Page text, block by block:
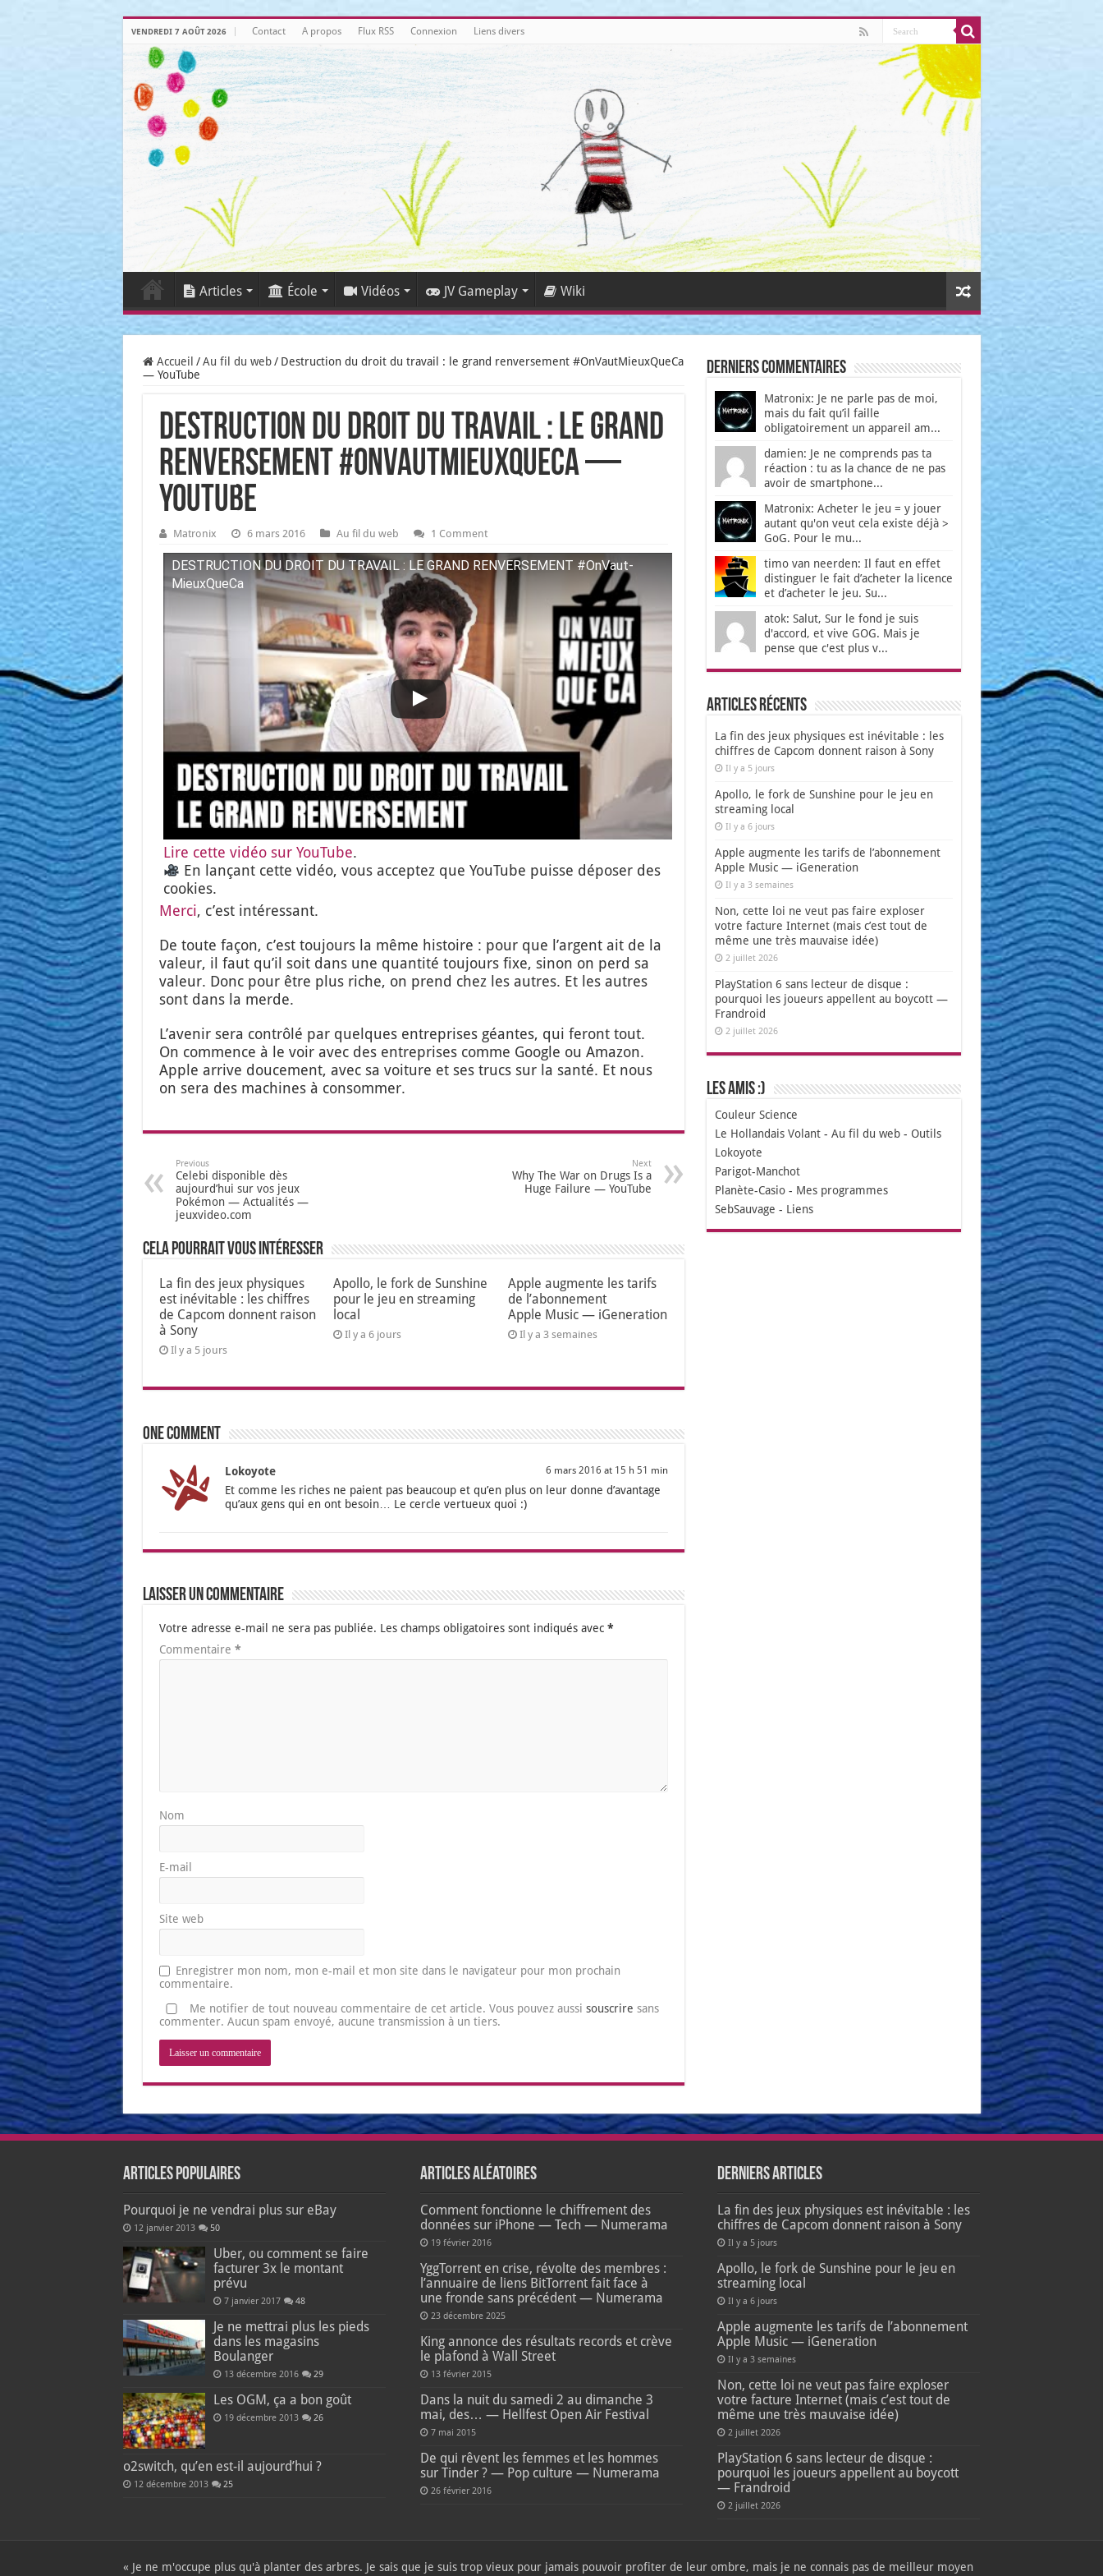
VENDREDI 7 AOÛT 2026 Contact A propos Flux RSS Connexion Liens divers
Articles École Vidéos JV Gameplay Wiki
Accueil / Au fil du web / Destruction du droit du travail : le grand renversement #OnVautMieuxQueCa
— YouTube
Destruction du droit du travail : le grand
renversement #OnVautMieuxQueCa —
YouTube
Matronix 6 mars 2016 Au fil du web 1 Comment
DESTRUCTION DU DROIT DU TRAVAIL : LE GRAND RENVERSEMENT #OnVaut­
Mieux­Que­Ca
Lire cette vidéo sur You­Tube.
En lan­çant cette vidéo, vous accep­tez que You­Tube puisse dépo­ser des
cookies.
Mer­ci, c’est inté­res­sant.
De toute façon, c’est tou­jours la même his­toire : pour que l’argent ait de la
valeur, il faut qu’il soit dans une quan­ti­té tou­jours fixe, sinon on perd sa
valeur. Donc pour être plus riche, on prend chez les autres. Et les autres
sont dans la merde.
L’a­ve­nir sera contrô­lé par quelques entre­prises géantes, qui feront tout.
On com­mence à le voir avec des entre­prises comme Google ou Ama­zon.
Apple arrive dou­ce­ment, avec sa voi­ture et ses trucs sur la san­té. Et nous
on sera des machines à consom­mer.
Previous
Celebi disponible dès
aujourd’hui sur vos jeux
Pokémon — Actualités —
jeuxvideo.com
Next
Why The War on Drugs Is a
Huge Failure — YouTube
Cela pourrait vous intéresser
La fin des jeux physiques
est inévitable : les chiffres
de Capcom donnent raison
à Sony
Il y a 5 jours
Apollo, le fork de Sunshine
pour le jeu en streaming
local
Il y a 6 jours
Apple augmente les tarifs
de l’abonnement
Apple Music — iGeneration
Il y a 3 semaines
One comment
Lokoyote 6 mars 2016 at 15 h 51 min
Et comme les riches ne paient pas beau­coup et qu’en plus on leur donne d’a­van­tage
qu’aux gens qui en ont besoin… Le cercle ver­tueux quoi :)
Laisser un commentaire
Votre adresse e-mail ne sera pas publiée. Les champs obligatoires sont indiqués avec *
Commentaire *
Nom
E-mail
Site web
Enregistrer mon nom, mon e-mail et mon site dans le navigateur pour mon prochain
commentaire.
Me notifier de tout nouveau commentaire de cet article. Vous pouvez aussi souscrire sans
commenter. Aucun spam envoyé, aucune transmission à un tiers.
Derniers Commentaires
Matronix: Je ne parle pas de moi,
mais du fait qu’il faille
obligatoirement un appareil am...
damien: Je ne comprends pas ta
réaction : tu as la chance de ne pas
avoir de smartphone...
Matronix: Acheter le jeu = y jouer
autant qu'on veut cela existe déjà >
GoG. Pour le mu...
timo van neerden: Il faut en effet
distinguer le fait d’acheter la licence
et d’acheter le jeu. Su...
atok: Salut, Sur le fond je suis
d'accord, et vive GOG. Mais je
pense que c'est plus v...
Articles récents
La fin des jeux physiques est inévitable : les
chiffres de Capcom donnent raison à Sony
Il y a 5 jours
Apollo, le fork de Sunshine pour le jeu en
streaming local
Il y a 6 jours
Apple augmente les tarifs de l’abonnement
Apple Music — iGeneration
Il y a 3 semaines
Non, cette loi ne veut pas faire exploser
votre facture Internet (mais c’est tout de
même une très mauvaise idée)
2 juillet 2026
PlayStation 6 sans lecteur de disque :
pourquoi les joueurs appellent au boycott —
Frandroid
2 juillet 2026
Les amis :)
Couleur Science
Le Hollandais Volant- Au fil du web- Outils
Lokoyote
Parigot-Manchot
Planète-Casio- Mes programmes
SebSauvage - Liens
Articles populaires
Pourquoi je ne vendrai plus sur eBay
12 janvier 2013 50
Uber, ou comment se faire
facturer 3x le montant
prévu
7 janvier 2017 48
Je ne mettrai plus les pieds
dans les magasins
Boulanger
13 décembre 2016 29
Les OGM, ça a bon goût
19 décembre 2013 26
o2switch, qu’en est-il aujourd’hui ?
12 décembre 2013 25
Articles aléatoires
Comment fonctionne le chiffrement des
données sur iPhone — Tech — Numerama
19 février 2016
YggTorrent en crise, révolte des membres :
l’annuaire de liens BitTorrent fait face à
une fronde sans précédent — Numerama
23 décembre 2025
King annonce des résultats records et crève
le plafond à Wall Street
13 février 2015
Dans la nuit du samedi 2 au dimanche 3
mai, des… — Hellfest Open Air Festival
7 mai 2015
De qui rêvent les femmes et les hommes
sur Tinder ? — Pop culture — Numerama
26 février 2016
Derniers articles
La fin des jeux physiques est inévitable : les
chiffres de Capcom donnent raison à Sony
Il y a 5 jours
Apollo, le fork de Sunshine pour le jeu en
streaming local
Il y a 6 jours
Apple augmente les tarifs de l’abonnement
Apple Music — iGeneration
Il y a 3 semaines
Non, cette loi ne veut pas faire exploser
votre facture Internet (mais c’est tout de
même une très mauvaise idée)
2 juillet 2026
PlayStation 6 sans lecteur de disque :
pourquoi les joueurs appellent au boycott
— Frandroid
2 juillet 2026
« Je ne m'occupe plus qu'à planter des arbres. Je sais que je suis trop vieux pour jamais pouvoir profiter de leur ombre, mais je ne connais pas de meilleur moyen